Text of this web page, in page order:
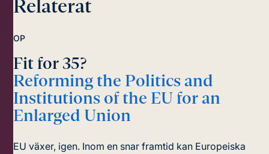
Relaterat
OP
Fit for 35?
Reforming the Politics and
Institutions of the EU for an
Enlarged Union
EU växer, igen. Inom en snar framtid kan Europeiska